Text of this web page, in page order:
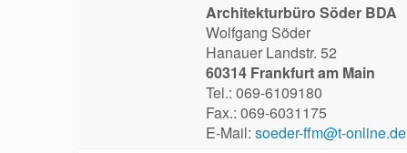
Architekturbüro Söder BDA
Wolfgang Söder
Hanauer Landstr. 52
60314 Frankfurt am Main
Tel.: 069-6109180
Fax.: 069-6031175
E-Mail: soeder-ffm@t-online.de